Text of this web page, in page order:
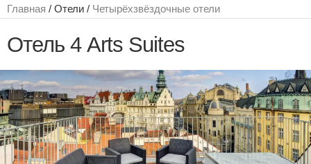
Главная / Отели / Четырёхзвёздочные отели
Отель 4 Arts Suites